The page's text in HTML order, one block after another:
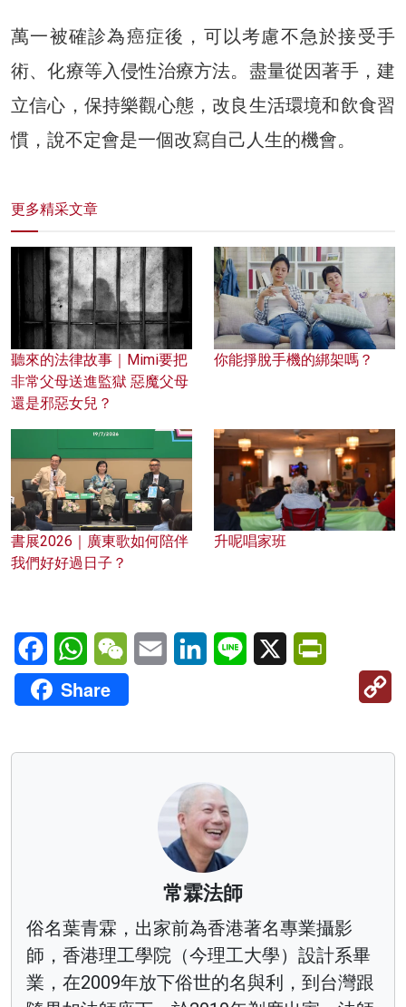
萬一被確診為癌症後，可以考慮不急於接受手
術、化療等入侵性治療方法。盡量從因著手，建
立信心，保持樂觀心態，改良生活環境和飲食習
慣，說不定會是一個改寫自己人生的機會。
更多精采文章
聽來的法律故事｜Mimi要把
非常父母送進監獄 惡魔父母
還是邪惡女兒？
你能掙脫手機的綁架嗎？
書展2026｜廣東歌如何陪伴
我們好好過日子？
升呢唱家班
FacebookWhatsAppWeChatEmail LinkedInLine X
Share
常霖法師
俗名葉青霖，出家前為香港著名專業攝影
師，香港理工學院（今理工大學）設計系畢
業，在2009年放下俗世的名與利，到台灣跟